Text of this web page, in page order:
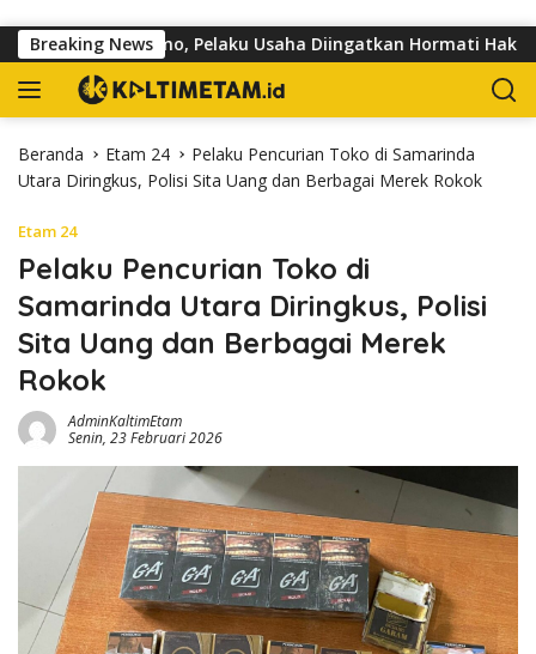
Breaking News
dr Sutomo, Pelaku Usaha Diingatkan Hormati Hak Pejalan
Beranda Etam 24
Pelaku Pencurian Toko di Samarinda
Utara Diringkus, Polisi Sita Uang dan Berbagai Merek Rokok
Etam 24
Pelaku Pencurian Toko di
Samarinda Utara Diringkus, Polisi
Sita Uang dan Berbagai Merek
Rokok
AdminKaltimEtam
Senin, 23 Februari 2026